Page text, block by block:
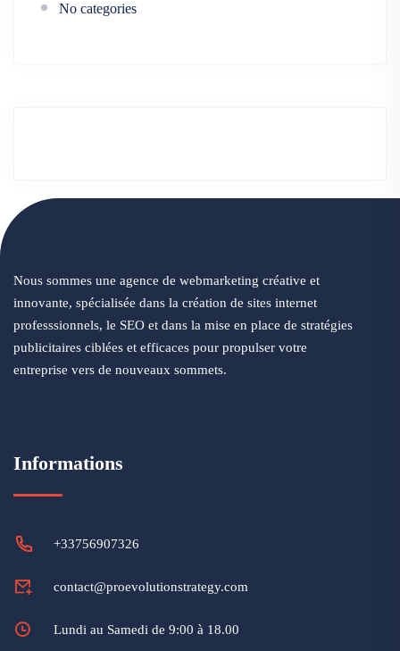
No categories
Nous sommes une agence de webmarketing créative et
innovante, spécialisée dans la création de sites internet
professsionnels, le SEO et dans la mise en place de stratégies
publicitaires ciblées et efficaces pour propulser votre
entreprise vers de nouveaux sommets.
Informations
+33756907326
contact@proevolutionstrategy.com
Lundi au Samedi de 9:00 à 18.00